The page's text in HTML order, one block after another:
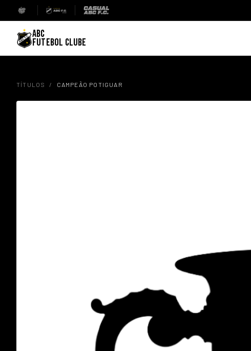
ABC
FUTEBOL CLUBE
TÍTULOS / CAMPEÃO POTIGUAR